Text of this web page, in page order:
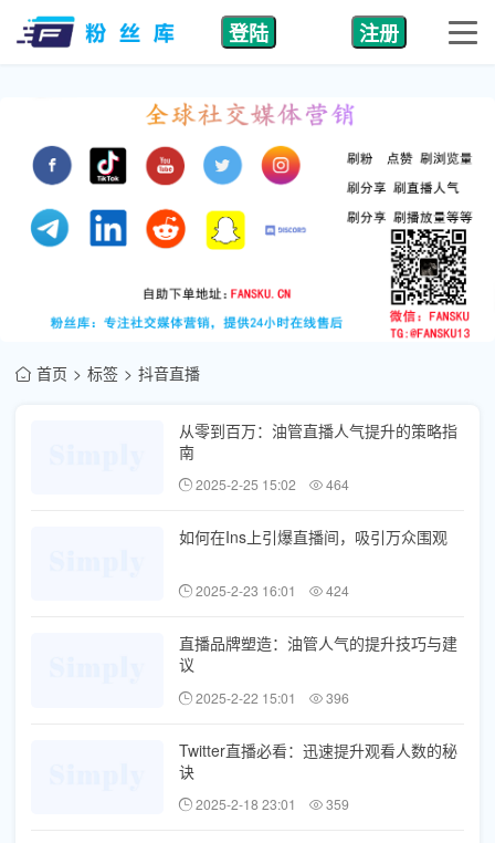
登陆 注册
首页 标签 抖音直播
从零到百万：油管直播人气提升的策略指
南
2025-2-25 15:02 464
如何在Ins上引爆直播间，吸引万众围观
2025-2-23 16:01 424
直播品牌塑造：油管人气的提升技巧与建
议
2025-2-22 15:01 396
Twitter直播必看：迅速提升观看人数的秘
诀
2025-2-18 23:01 359